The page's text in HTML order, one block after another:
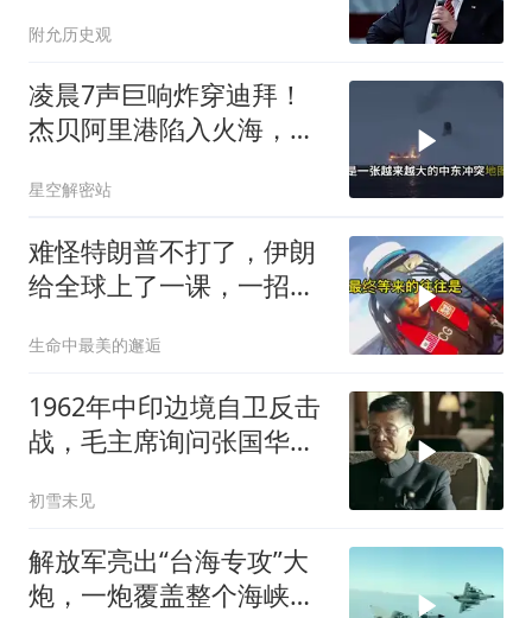
附允历史观
凌晨7声巨响炸穿迪拜！
杰贝阿里港陷入火海，美
彻底心寒
星空解密站
难怪特朗普不打了，伊朗
给全球上了一课，一招吃
生命中最美的邂逅
1962年中印边境自卫反击
战，毛主席询问张国华能
初雪未见
解放军亮出“台海专攻”大
炮，一炮覆盖整个海峡，